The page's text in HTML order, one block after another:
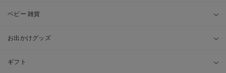
ベビー 雑貨
お出かけグッズ
ギフト